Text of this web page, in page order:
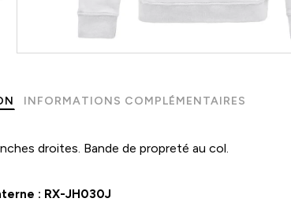
INFORMATIONS COMPLÉMENTAIRES
droites. Bande de propreté au col.
: RX-JH030J